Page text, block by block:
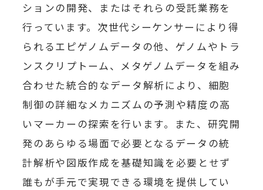
ションの開発、またはそれらの受託業務を
行っています。次世代シーケンサーにより得
られるエピゲノムデータの他、ゲノムやトラ
ンスクリプトーム、メタゲノムデータを組み
合わせた統合的なデータ解析により、細胞
制御の詳細なメカニズムの予測や精度の高
いマーカーの探索を行います。また、研究開
発のあらゆる場面で必要となるデータの統
計解析や図版作成を基礎知識を必要とせず
誰もが手元で実現できる環境を提供してい